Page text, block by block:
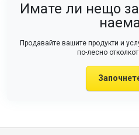
Имате ли нещо
Продавайте вашите продукти и
по-лесно